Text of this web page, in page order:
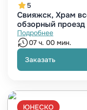
5
Свияжск, Храм
обзорный проезд
Подробнее
07 ч. 00 мин.
Заказать
ЮНЕСКО